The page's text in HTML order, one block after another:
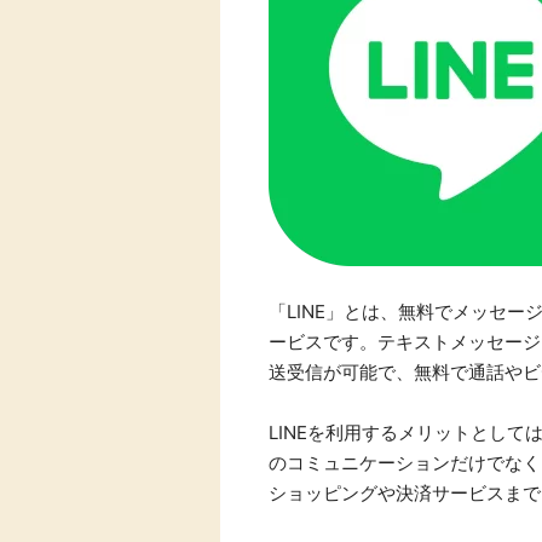
Rakuten Fash
ion（楽天ファ
ッション）
340P
「LINE」とは、無料でメッセ
ービスです。テキストメッセー
送受信が可能で、無料で通話や
LINEを利用するメリットとして
のコミュニケーションだけでな
ショッピングや決済サービスま